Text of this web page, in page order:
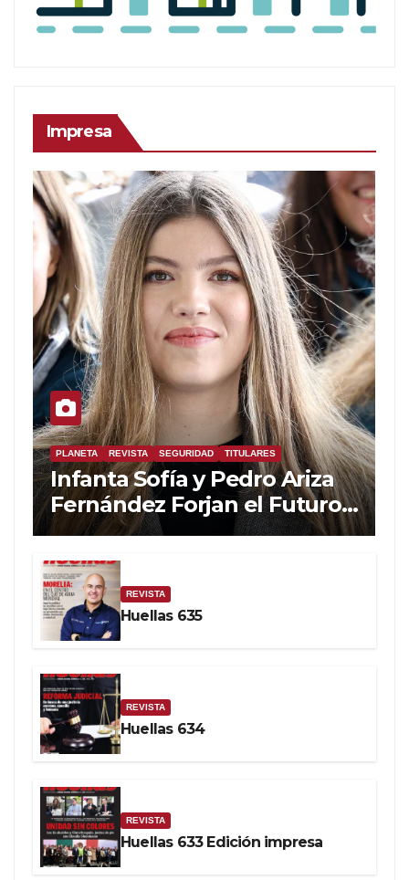
Impresa
PLANETA REVISTA SEGURIDAD TITULARES
Infanta Sofía y Pedro Ariza
Fernández Forjan el Futuro
de la Soberanía Real
REVISTA
Huellas 635
REVISTA
Huellas 634
REVISTA
Huellas 633 Edición impresa